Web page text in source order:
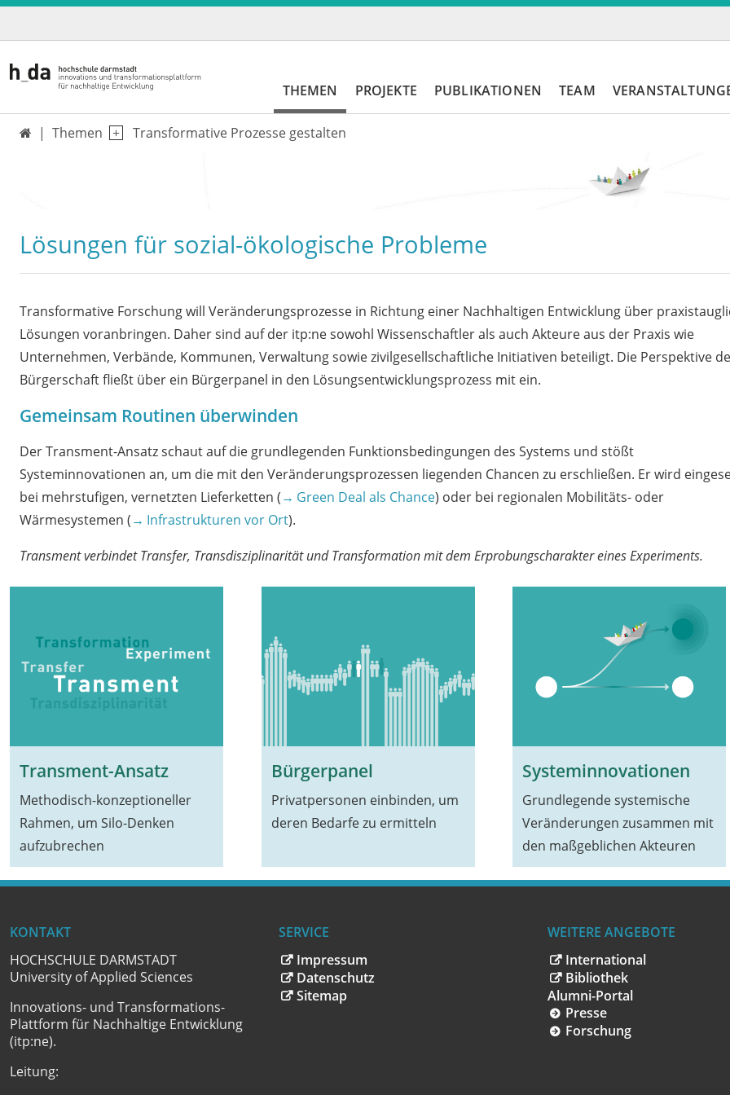
THEMEN PROJEKTE PUBLIKATIONEN TEAM
 Themen Transformative Prozesse gestalten
Lösungen für sozial-ökologische Probleme
Transformative Forschung will Veränderungsprozesse in Richtung einer Nachhaltigen Entwicklung über
Lösungen voranbringen. Daher sind auf der itp:ne sowohl Wissenschaftler als auch Akteure aus der Praxis wie
Unternehmen, Verbände, Kommunen, Verwaltung sowie zivilgesellschaftliche Initiativen beteiligt. Die Perspektive
Bürgerschaft fließt über ein Bürgerpanel in den Lösungsentwicklungsprozess mit ein.
Gemeinsam Routinen überwinden
Der Transment-Ansatz schaut auf die grundlegenden Funktionsbedingungen des Systems und stößt
Systeminnovationen an, um die mit den Veränderungsprozessen liegenden Chancen zu erschließen. Er wird
bei mehrstufigen, vernetzten Lieferketten (
Green Deal als Chance) oder bei regionalen Mobilitäts- oder
Wärmesystemen (
Infrastrukturen vor Ort).
Transment verbindet Transfer, Transdisziplinarität und Transformation mit dem Erprobungscharakter eines Experiments.
Transment-Ansatz
Methodisch-konzeptioneller
Rahmen, um Silo-Denken
aufzubrechen
Bürgerpanel
Privatpersonen einbinden, um
deren Bedarfe zu ermitteln
Systeminnovationen
Grundlegende systemische
Veränderungen zusammen mit
den maßgeblichen Akteuren
KONTAKT
HOCHSCHULE DARMSTADT
University of Applied Sciences
Innovations- und Transformations-
Plattform für Nachhaltige Entwicklung
(itp:ne).
Leitung:
SERVICE
Impressum
Datenschutz
Sitemap
WEITERE ANGEBOTE
International
Bibliothek
Alumni-Portal
Presse
Forschung